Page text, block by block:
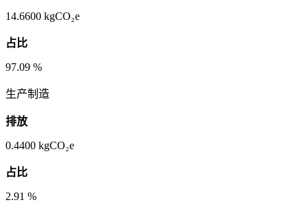
14.6600 kgCO₂e
占比
97.09 %
生产制造
排放
0.4400 kgCO₂e
占比
2.91 %